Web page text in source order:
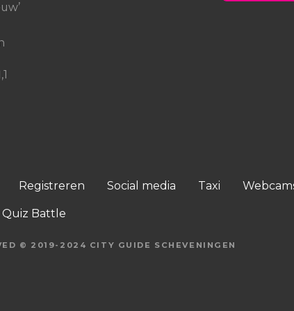
Registreren Social media Taxi
Quiz Battle
© 2019-2024 CITY GUIDE SCHEVENINGEN